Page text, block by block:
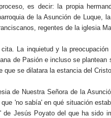
es decir: la propia
de la Asunción de Luque,
regentes de la iglesia
La inquietud y la
de Pasión e incluso se plantean
se dilatara la estancia del
de Nuestra Señora de la
'no sabía' en qué situación
Jesús Poyato del que ha sido